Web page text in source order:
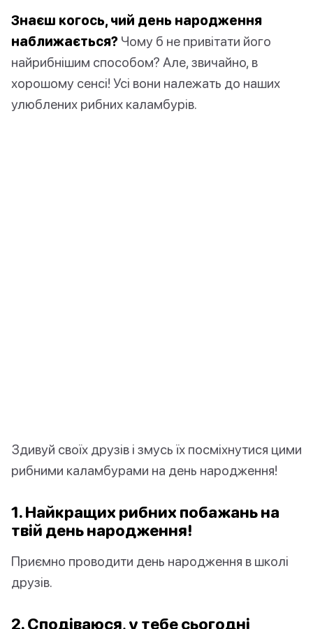
Знаєш когось, чий день народження
наближається? Чому б не привітати його
найрибнішим способом? Але, звичайно, в
хорошому сенсі! Усі вони належать до наших
улюблених рибних каламбурів.
Здивуй своїх друзів і змусь їх посміхнутися цими
рибними каламбурами на день народження!
1. Найкращих рибних побажань на
твій день народження!
Приємно проводити день народження в школі
друзів.
2. Сподіваюся, у тебе сьогодні